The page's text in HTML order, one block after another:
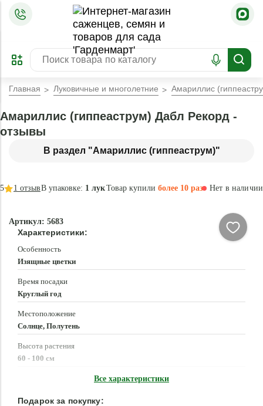
ПРЕДЗАКАЗ
ЗАБРОНИРОВАТЬ
ЛУЧШЕЕ
Главная Луковичные и многолетние Амариллис
В раздел "Амариллис (гиппеаструм)"
Амариллис (гиппеаструм) Дабл Рекорд -
отзывы
В упаковке: 1 лукТовар купили более 10 раз
5 1 отзыв Нет в наличии
Артикул: 5683
Характеристики:
Особенность
Изящные цветки
Время посадки
Круглый год
Местоположение
Солнце, Полутень
Высота растения
60 - 100 см
Все характеристики
Подарок за покупку: